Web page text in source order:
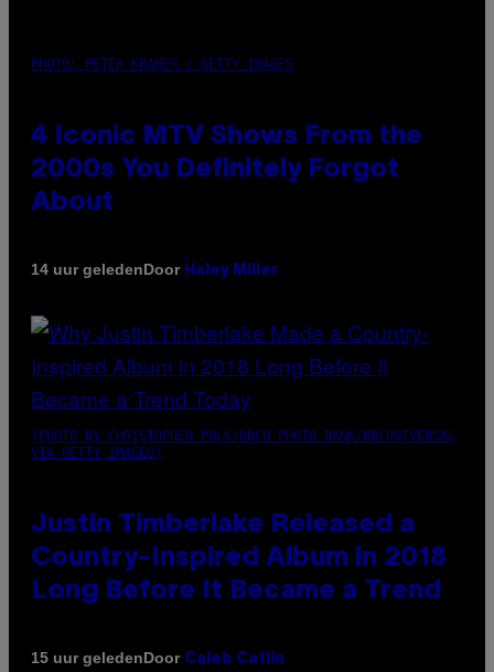
PHOTO: PETER KRAMER / GETTY IMAGES
4 Iconic MTV Shows From the
2000s You Definitely Forgot
About
14 uur geledenDoor Haley Miller
(PHOTO BY CHRISTOPHER POLK/NBCU PHOTO BANK/NBCUNIVERSAL
VIA GETTY IMAGES)
Justin Timberlake Released a
Country-Inspired Album in 2018
Long Before It Became a Trend
15 uur geledenDoor Caleb Catlin